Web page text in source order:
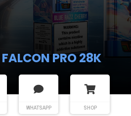
FALCON PRO 28K
WHATSAPP SHOP